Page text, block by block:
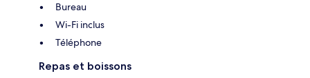
Bureau
Wi-Fi inclus
Téléphone
Repas et boissons